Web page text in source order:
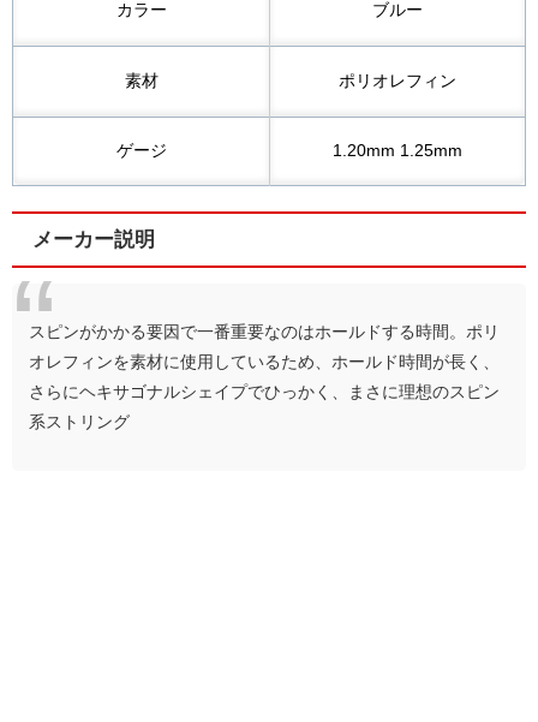
カラー ブルー
素材 ポリオレフィン
ゲージ 1.20mm 1.25mm
メーカー説明
スピンがかかる要因で一番重要なのはホールドする時間。ポリ
オレフィンを素材に使用しているため、ホールド時間が長く、
さらにヘキサゴナルシェイプでひっかく、まさに理想のスピン
系ストリング